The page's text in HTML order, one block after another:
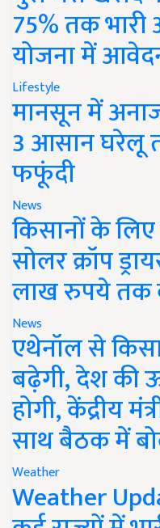
75% तक
योजना में
Lifestyle
मानसून में
3 आसान घरेलू
फफूंदी
News
किसानों के
सोलर क्रॉप
लाख रुपये तक
News
एथेनॉल से
बढ़ेगी, देश की
होगी, केंद्रीय
साथ बैठक में
Weather
Weather